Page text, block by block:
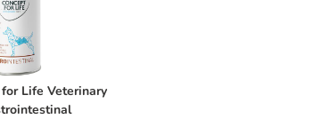
Low Fat Hundefutter
for Life Veterinary Diet Gastrointestinal
Life Veterinary